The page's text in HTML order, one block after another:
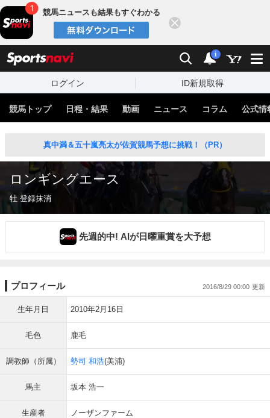
競馬ニュースも結果もすぐわかる
検索 通知
i
ログイン ID新規取得
競馬トップ 日程・結果 動画 ニュース コラム 公式情
真中満＆五十嵐亮太が佐賀競馬予想に挑戦！（PR）
ロンギングエース
牡 登録抹消
先週的中! AIが日曜重賞を大予想
プロフィール 2016/8/29 00:00
生年月日 2010年2月16日
毛色 鹿毛
調教師（所属） 勢司 和浩(美浦)
馬主 坂本 浩一
生産者 ノーザンファーム